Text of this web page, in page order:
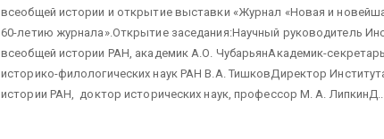
всеобщей истории и открытие выставки «Журнал «Новая и
60-летию журнала».Открытие заседания:Научный руководитель
всеобщей истории РАН, академик А.О. ЧубарьянАкадемик-
историко-филологических наук РАН В.А. ТишковДиректор
истории РАН, доктор исторических наук, профессор М. А. ЛипкинД...